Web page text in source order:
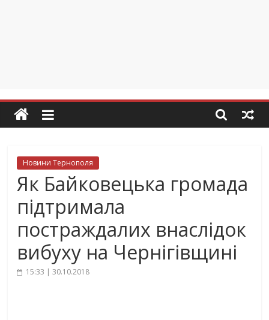
Новини Тернополя
Як Байковецька громада
підтримала
постраждалих внаслідок
вибуху на Чернігівщині
15:33 | 30.10.2018